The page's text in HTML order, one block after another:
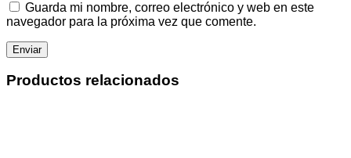
Guarda mi nombre, correo electrónico y web en este
navegador para la próxima vez que comente.
Productos relacionados